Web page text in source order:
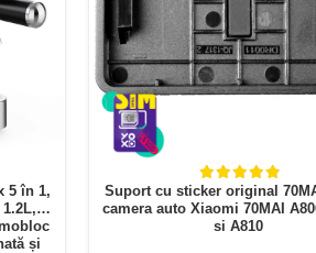
5 în 1,
și
Suport cu sticker original
camera auto Xiaomi 70MAI
si A810